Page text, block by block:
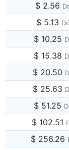
$ 2.56
$ 5.13
$ 10.25
$ 15.38
$ 20.50
$ 25.63
$ 51.25
$ 102.51
$ 256.26